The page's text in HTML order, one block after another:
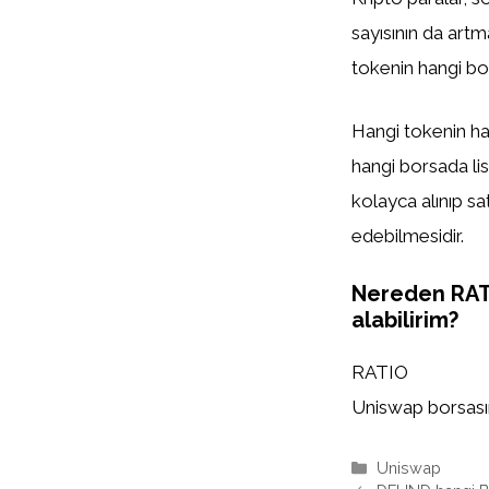
sayısının da
tokenin hangi
Hangi tokenin
hangi borsada
kolayca alınıp
edebilmesidir.
Nereden
alabilirim?
RATIO
Uniswap
Kategoriler
Uniswap